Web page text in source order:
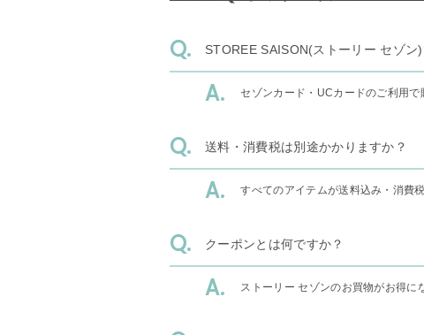
STOREE SAISON(ストーリー セゾ
セゾンカード・UCカードのご利用
送料・消費税は別途かかりますか？
すべてのアイテムが送料込み・消費税
クーポンとは何ですか？
ストーリー セゾンのお買物がお得に